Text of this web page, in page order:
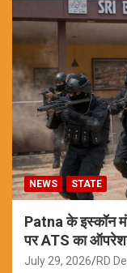
NEWS STATE
Patna के इस्कॉन
पर ATS का
July 29, 2026 RD